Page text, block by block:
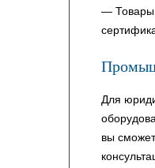
— Товары
Для
вы